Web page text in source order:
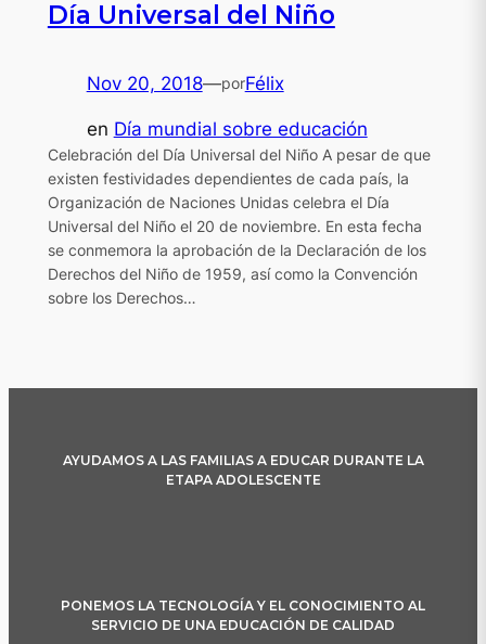
Día Universal del Niño
Nov 20, 2018—porFélix
en Día mundial sobre educación
Celebración del Día Universal del Niño A pesar de que
existen festividades dependientes de cada país, la
Organización de Naciones Unidas celebra el Día
Universal del Niño el 20 de noviembre. En esta fecha
se conmemora la aprobación de la Declaración de los
Derechos del Niño de 1959, así como la Convención
sobre los Derechos…
AYUDAMOS A LAS FAMILIAS A EDUCAR DURANTE LA
ETAPA ADOLESCENTE
PONEMOS LA TECNOLOGÍA Y EL CONOCIMIENTO AL
SERVICIO DE UNA EDUCACIÓN DE CALIDAD